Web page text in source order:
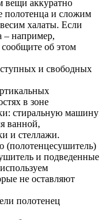
вещи аккуратно
полотенца и сложим
халаты. Если
– например,
об этом
и свободных
в зоне
стиральную машину
ванной,
и стеллажи.
(полотенцесушитель)
и подведенные
не оставляют
полотенец